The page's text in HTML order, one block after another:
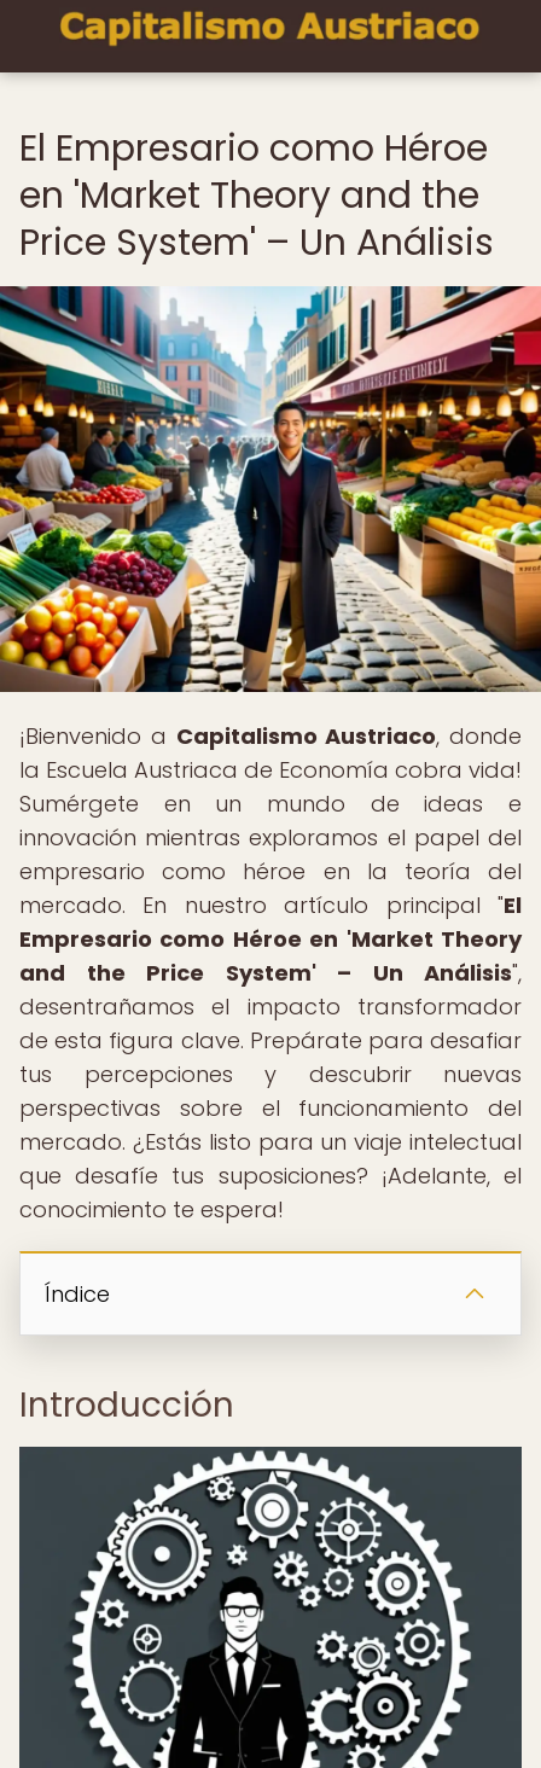
El Empresario como Héroe
en 'Market Theory and the
Price System' – Un Análisis
¡Bienvenido a Capitalismo Austriaco, donde
la Escuela Austriaca de Economía cobra vida!
Sumérgete en un mundo de ideas e
innovación mientras exploramos el papel del
empresario como héroe en la teoría del
mercado. En nuestro artículo principal "El
Empresario como Héroe en 'Market Theory
and the Price System' – Un Análisis",
desentrañamos el impacto transformador
de esta figura clave. Prepárate para desafiar
tus percepciones y descubrir nuevas
perspectivas sobre el funcionamiento del
mercado. ¿Estás listo para un viaje intelectual
que desafíe tus suposiciones? ¡Adelante, el
conocimiento te espera!
Índice
Introducción